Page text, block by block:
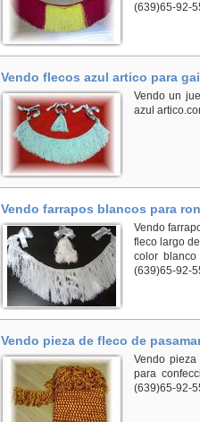
(639)65-92-
Vendo flecos azul artico para
Vendo un
azul
Vendo farrapos blancos para
Vendo
fleco largo
color blanco
(639)65-92-
Vendo pieza de fleco de
Vendo
para
(639)65-92-